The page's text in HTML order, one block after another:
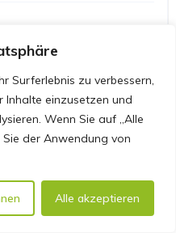
Surferlebnis zu verbessern,
einzusetzen und
Wenn Sie auf „Alle
der Anwendung von
Alle akzeptieren